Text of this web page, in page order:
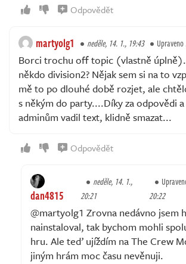
Odpovědět
martyolg1 neděle, 14. 1., 19:43 Upraveno
Borci trochu off topic (vlastně
někdo division2? Nějak sem si na to
mě to po dlouhé době rozjet, ale
s někým do party....Díky za odpovědi
adminům vadil text, klidně smazat...
Odpovědět
dan4815
neděle, 14. 1.,
20:21
20:22
@martyolg1 Zrovna nedávno jsem
nainstaloval, tak bychom mohli
hru. Ale teď ujíždím na The Crew
jiným hrám moc času nevěnuji.